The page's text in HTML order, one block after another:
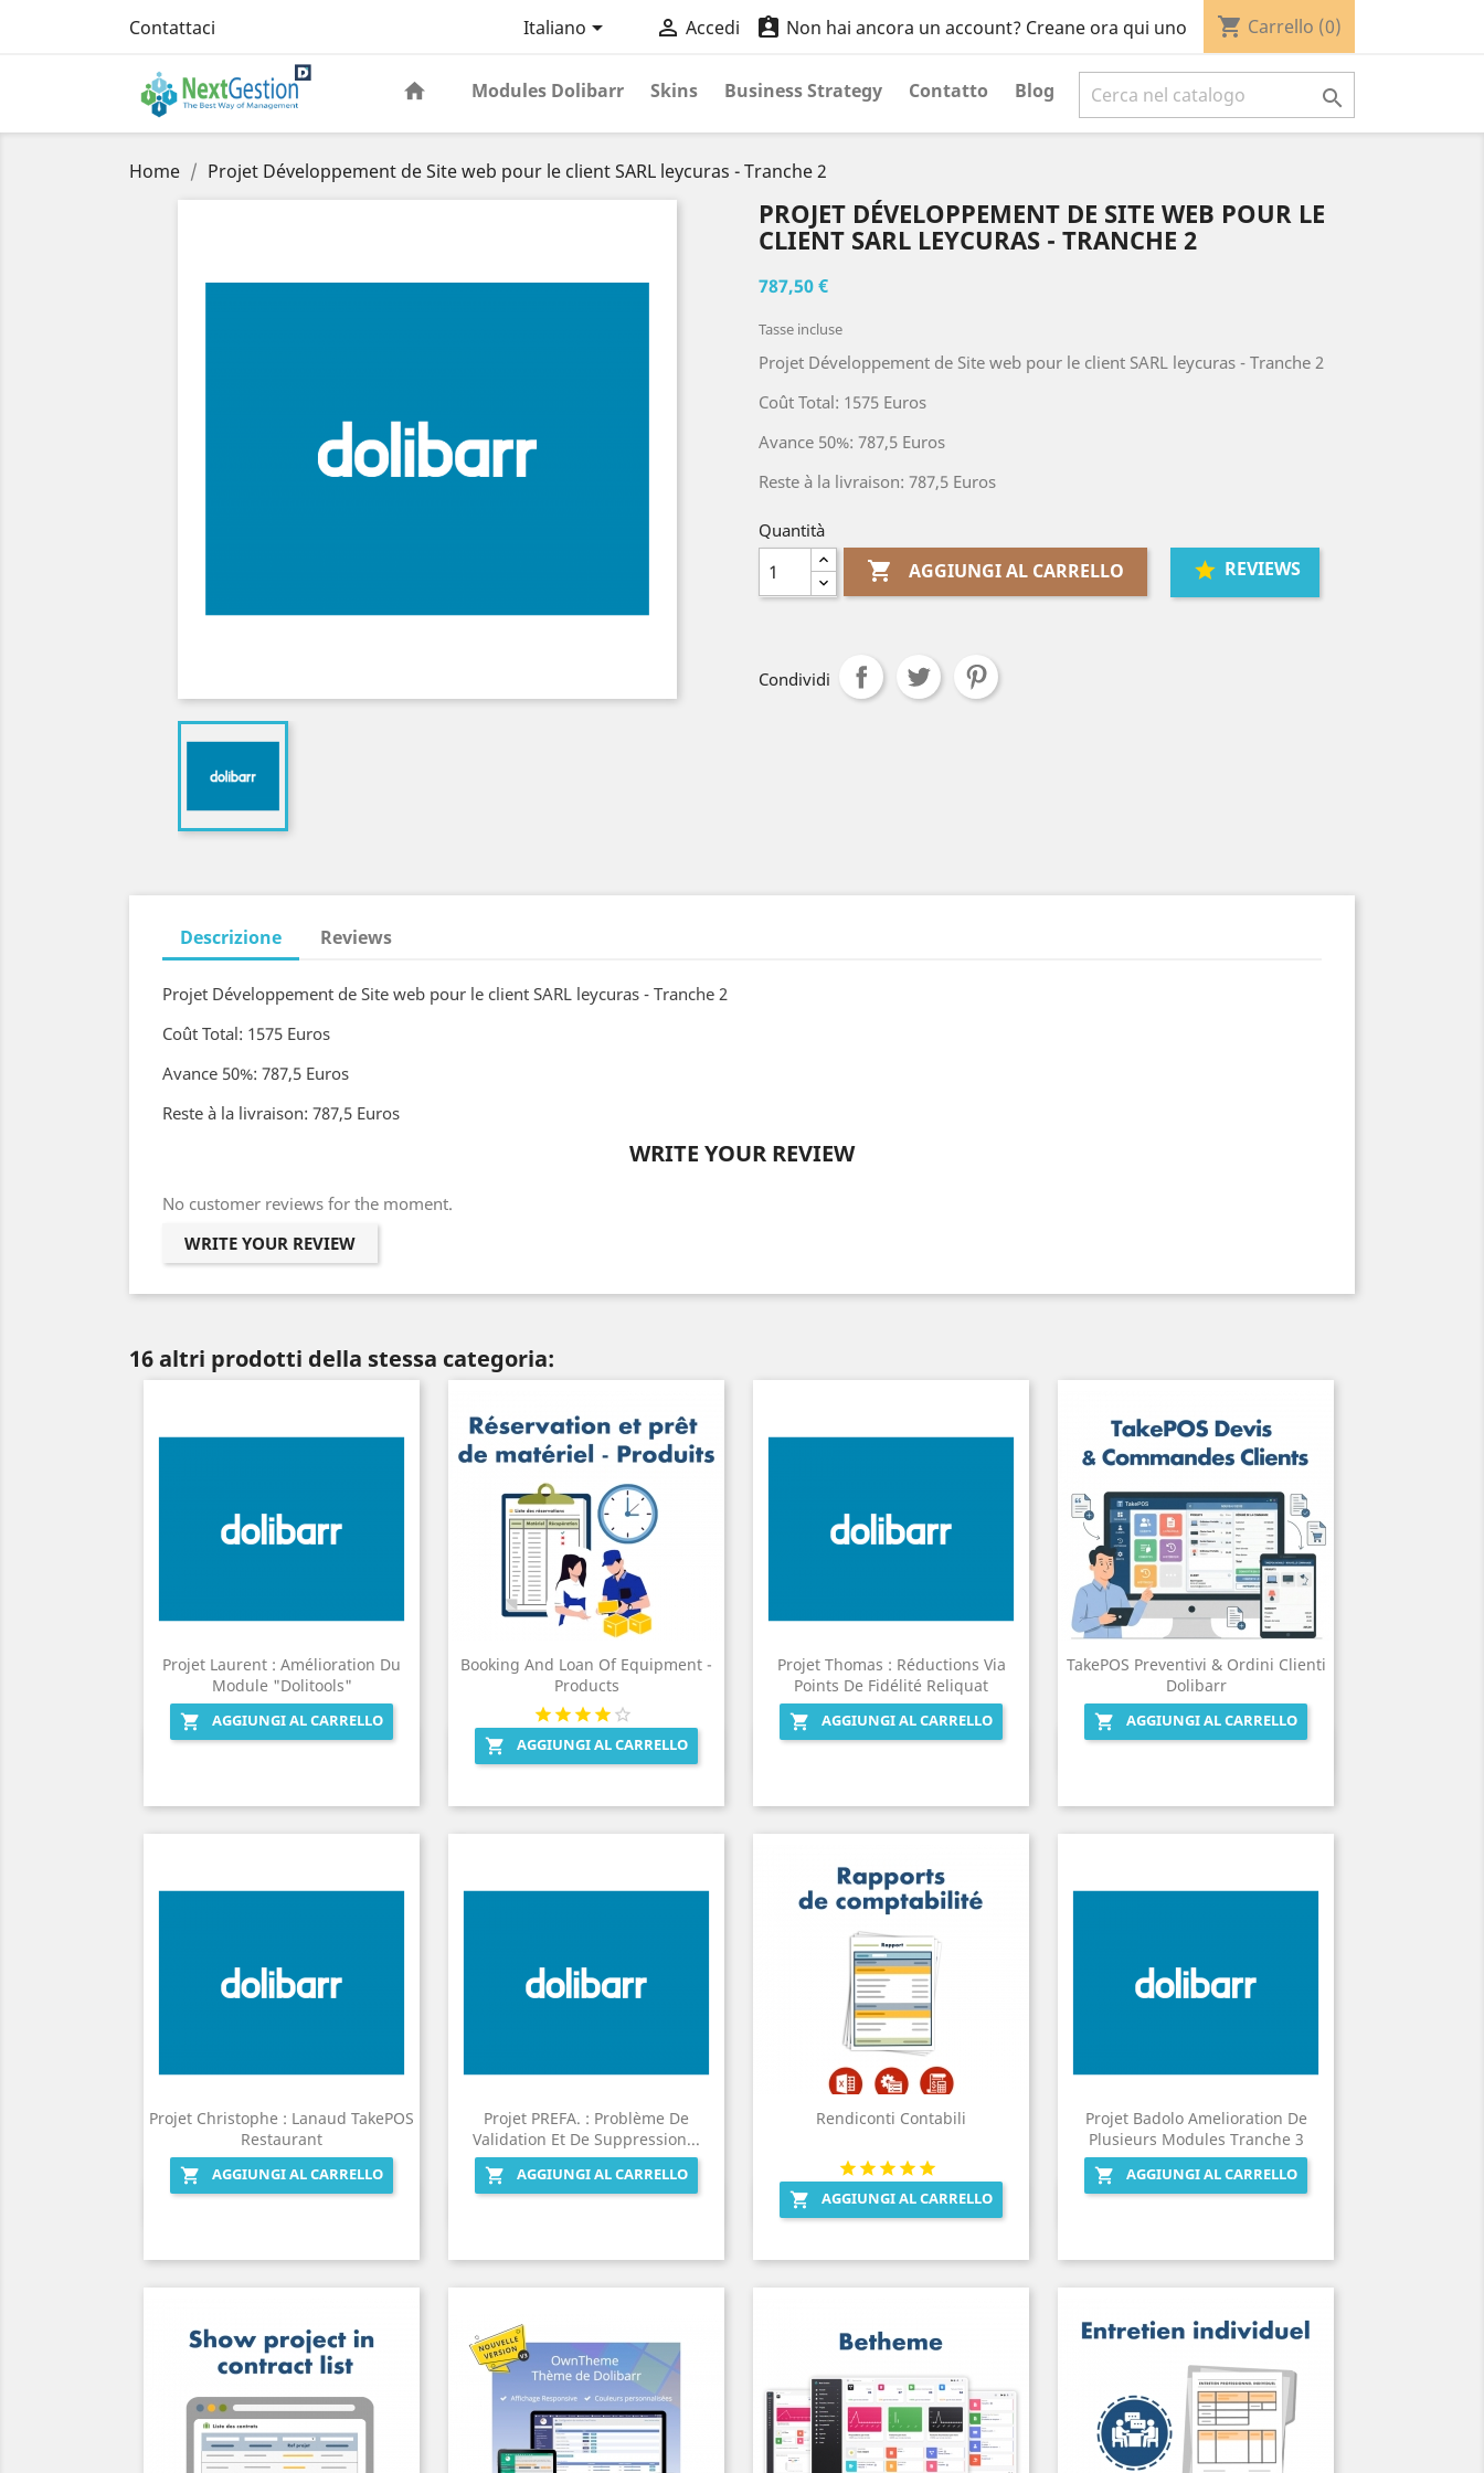
Contattaci Italiano  Accedi  Non hai ancora un account? Creane ora qui uno shopping_cart Carrello (0)
Modules Dolibarr Skins Business Strategy Contatto Blog 
Home Projet Développement de Site web pour le client SARL leycuras - Tranche 2
PROJET DÉVELOPPEMENT DE SITE WEB POUR LE
CLIENT SARL LEYCURAS - TRANCHE 2
787,50 €
Tasse incluse
Projet Développement de Site web pour le client SARL leycuras - Tranche 2
Coût Total: 1575 Euros
Avance 50%: 787,5 Euros
Reste à la livraison: 787,5 Euros
Quantità
 AGGIUNGI AL CARRELLO REVIEWS
Condividi
Descrizione Reviews
Projet Développement de Site web pour le client SARL leycuras - Tranche 2
Coût Total: 1575 Euros
Avance 50%: 787,5 Euros
Reste à la livraison: 787,5 Euros
WRITE YOUR REVIEW
No customer reviews for the moment.
WRITE YOUR REVIEW
16 altri prodotti della stessa categoria:
Projet Laurent : Amélioration Du
Module "Dolitools"

AGGIUNGI AL CARRELLO
Booking And Loan Of Equipment -
Products
 AGGIUNGI AL CARRELLO
Anteprima
Projet Thomas : Réductions Via
Points De Fidélité Reliquat

AGGIUNGI AL CARRELLO
TakePOS Preventivi & Ordini Clienti
Dolibarr

AGGIUNGI AL CARRELLO
Projet Christophe : Lanaud TakePOS
Restaurant

AGGIUNGI AL CARRELLO
Projet PREFA. : Problème De
Validation Et De Suppression...

AGGIUNGI AL CARRELLO
Rendiconti Contabili
 AGGIUNGI AL CARRELLO
Anteprima
Projet Badolo Amelioration De
Plusieurs Modules Tranche 3

AGGIUNGI AL CARRELLO